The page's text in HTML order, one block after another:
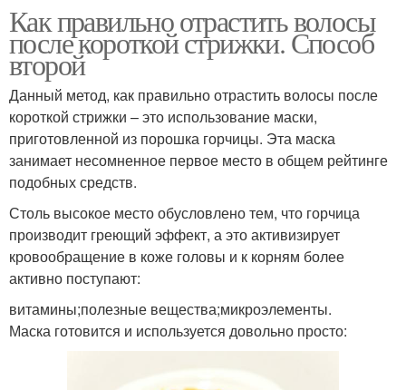
Как правильно отрастить волосы
после короткой стрижки. Способ
второй
Данный метод, как правильно отрастить волосы после
короткой стрижки – это использование маски,
приготовленной из порошка горчицы. Эта маска
занимает несомненное первое место в общем рейтинге
подобных средств.
Столь высокое место обусловлено тем, что горчица
производит греющий эффект, а это активизирует
кровообращение в коже головы и к корням более
активно поступают:
витамины;полезные вещества;микроэлементы.
Маска готовится и используется довольно просто: